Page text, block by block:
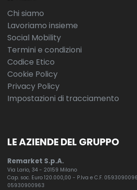
Chi siamo
Lavoriamo insieme
Social Mobility
Termini e condizioni
Codice Etico
Cookie Policy
Privacy Policy
Impostazioni di tracciamento
LE AZIENDE DEL GRUPPO
Remarket S.p.A.
Via Lario, 34 - 20159 Milano
Cap. soc. Euro 120.000,00 - P.Iva e C.F.
05930900963